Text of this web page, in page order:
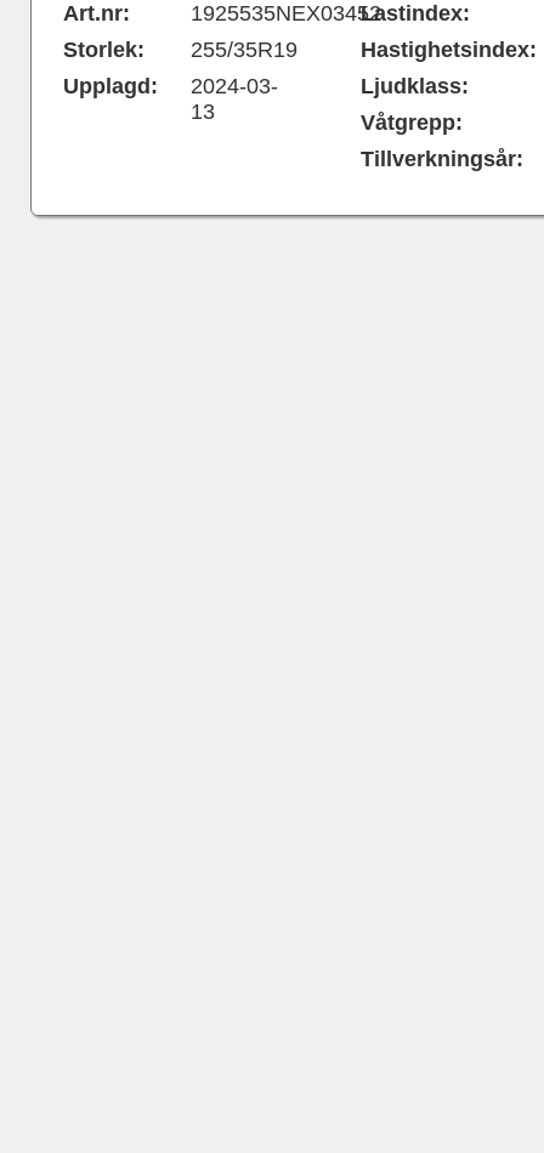
Art.nr:
Storlek:
Upplagd:
1925535NEX03452
255/35R19
2024-03-
13
Lastindex:
Hastighetsindex:
Ljudklass:
Våtgrepp:
Tillverkningsår: